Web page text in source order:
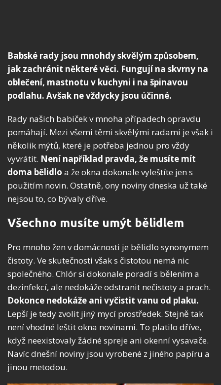
Babské rady jsou mnohdy skvělým způsobem,
jak zachránit některé věci. Fungují na skvrny na
oblečení, mastnotu v kuchyni i na špinavou
podlahu. Avšak ne vždycky jsou účinné.
Rady našich babiček v mnoha případech opravdu
pomáhají. Mezi všemi těmi skvělými radami je však i
několik mýtů, které je potřeba jednou pro vždy
vyvrátit. Není například pravda, že musíte mít
doma bělidlo a že okna dokonale vyleštíte jen s
použitím novin. Ostatně, ony noviny dneska už také
nejsou to, co bývaly dříve.
Všechno musíte umýt bělidlem
Pro mnoho žen v domácnosti je bělidlo synonymem
čistoty. Ve skutečnosti však s čistotou nemá nic
společného. Chlór si dokonale poradí s bělením a
dezinfekcí, ale nedokáže odstranit nečistoty a prach.
Dokonce nedokáže ani vyčistit vanu od plaku.
Lepší je tedy zvolit jiný mycí prostředek. Stejně tak
není vhodné leštit okna novinami. To platilo dříve,
když neexistovaly žádné spreje ani okenní vysavače.
Navíc dnešní noviny jsou vyrobené z jiného papíru a
jinou metodou.